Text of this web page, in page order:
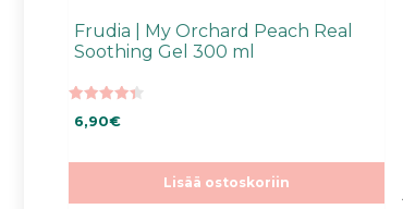
Frudia | My Orchard Peach Real
Soothing Gel 300 ml
5:stä
6,90€
Lisää ostoskoriin